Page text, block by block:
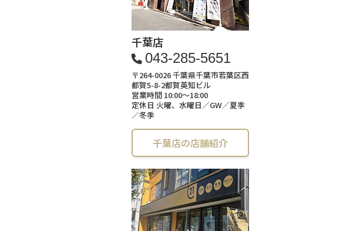
千葉店
043-285-5651
〒264-0026 千葉県千葉市若葉区西
都賀5-8-2都賀英知ビル
営業時間 10:00～18:00
定休日 火曜、水曜日／GW／夏季
／冬季
千葉店の店舗紹介